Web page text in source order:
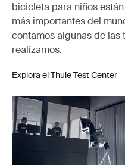
bicicleta para niños
más importantes del
contamos algunas de las
realizamos.
Explora el Thule Test Center